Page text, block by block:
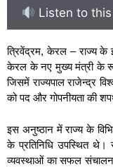
Listen to this
त्रिवेंद्रम, केरल – राज्य के
केरल के नए मुख्य मंत्री के
जिसमें राज्यपाल राजेन्द्र
को पद और गोपनीयता की
इस अनुष्ठान में राज्य के
के प्रतिनिधि उपस्थित
व्यवस्थाओं का सफल